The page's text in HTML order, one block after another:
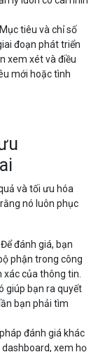
Mục tiêu và chỉ số
đoạn phát triển
xem xét và điều
mới hoặc tình
và tối ưu hóa
nó luôn phục
Để đánh giá, bạn
phận trong công
của thông tin.
giúp bạn ra quyết
bạn phải tìm
đánh giá khác
xem họ